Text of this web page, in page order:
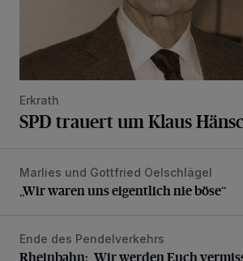
Erkrath
SPD trauert um Klaus
„Wir waren uns eigentlich nie böse“
Marlies und Gottfried Oelschlägel
„Wir waren uns eigentlich nie böse“
Rheinbahn: „Wir werden Euch
Ende des Pendelverkehrs
Rheinbahn: „Wir werden Euch